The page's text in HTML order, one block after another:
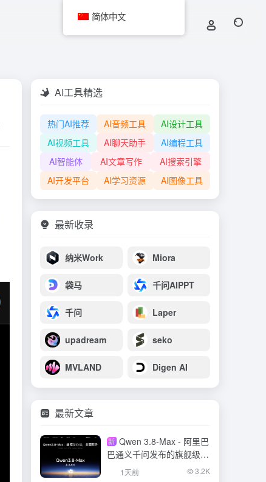
AI工具精选
热门AI推荐 AI音频工具
AI设计工具
AI视频工具
AI聊天助手
AI编程工具
AI智能体
AI文章写作
AI搜索引擎
AI开发平台
AI学习资源 AI图像工具
最新收录
纳米Work Miora
袋马 千问AIPPT
千问 Laper
upadream seko
MVLAND Digen AI
最新文章
新 Qwen 3.8-Max - 阿里巴
巴通义千问发布的旗舰级大
模型1天前 3.2K
简体中文